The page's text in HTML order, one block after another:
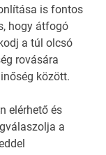
is fontos
hogy átfogó
a túl olcsó
rovására
között.
elérhető és
a